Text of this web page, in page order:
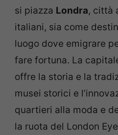
si piazza Londra, città
italiani, sia come
luogo dove emigrare
fare fortuna. La
offre la storia e la
musei storici e
quartieri alla moda e
la ruota del London